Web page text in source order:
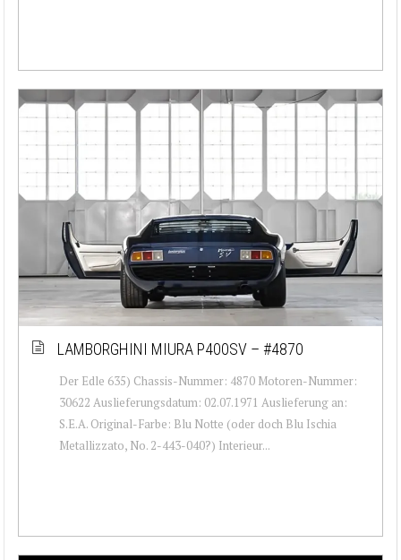
LAMBORGHINI MIURA P400SV – #4870
Der Edle 635) Chassis-Nummer: 4870 Motoren-Nummer:
30622 Auslieferungsdatum: 02.07.1971 Auslieferung an:
S.E.A. Original-Farbe: Blu Notte (oder doch Blu Ischia
Metallizzato, No. 2-443-040?) Interieur...